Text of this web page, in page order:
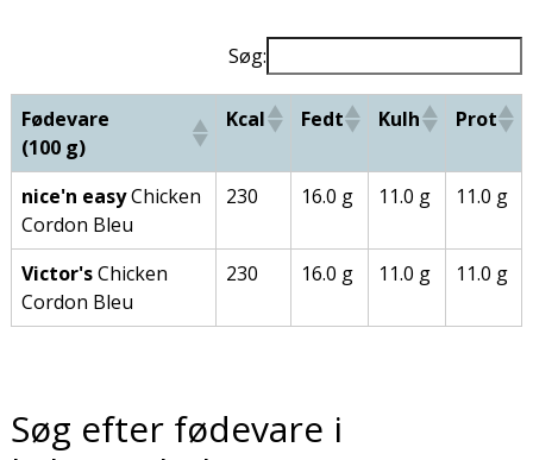
Søg:
Fødevare
(100 g)
Kcal Fedt Kulh Prot
nice'n easyChicken
Cordon Bleu
230 16.0 g 11.0 g 11.0 g
Victor'sChicken
Cordon Bleu
230 16.0 g 11.0 g 11.0 g
Søg efter fødevare i